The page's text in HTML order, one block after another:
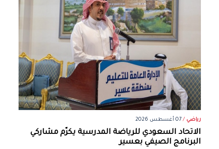
رياضي /07 أغسطس 2026
الاتحاد السعودي للرياضة المدرسية يكرّم مشاركي
البرنامج الصيفي بعسير